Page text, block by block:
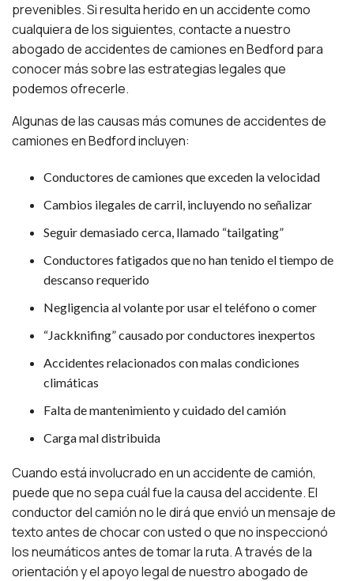
prevenibles. Si resulta herido en un accidente como
cualquiera de los siguientes, contacte a nuestro
abogado de accidentes de camiones en Bedford para
conocer más sobre las estrategias legales que
podemos ofrecerle.
Algunas de las causas más comunes de accidentes de
camiones en Bedford incluyen:
Conductores de camiones que exceden la velocidad
Cambios ilegales de carril, incluyendo no señalizar
Seguir demasiado cerca, llamado “tailgating”
Conductores fatigados que no han tenido el tiempo de
descanso requerido
Negligencia al volante por usar el teléfono o comer
“Jackknifing” causado por conductores inexpertos
Accidentes relacionados con malas condiciones
climáticas
Falta de mantenimiento y cuidado del camión
Carga mal distribuida
Cuando está involucrado en un accidente de camión,
puede que no sepa cuál fue la causa del accidente. El
conductor del camión no le dirá que envió un mensaje de
texto antes de chocar con usted o que no inspeccionó
los neumáticos antes de tomar la ruta. A través de la
orientación y el apoyo legal de nuestro abogado de